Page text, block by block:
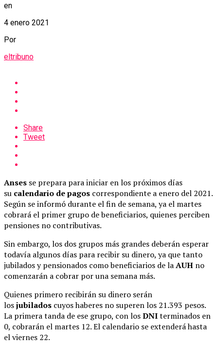
en
4 enero 2021
Por
eltribuno
Share
Tweet
Anses se prepara para iniciar en los próximos días
su calendario de pagos correspondiente a enero del 2021.
Según se informó durante el fin de semana, ya el martes
cobrará el primer grupo de beneficiarios, quienes perciben
pensiones no contributivas.
Sin embargo, los dos grupos más grandes deberán esperar
todavía algunos días para recibir su dinero, ya que tanto
jubilados y pensionados como beneficiarios de laAUH no
comenzarán a cobrar por una semana más.
Quienes primero recibirán su dinero serán
losjubilados cuyos haberes no superen los 21.393 pesos.
La primera tanda de ese grupo, con losDNIterminados en
0, cobrarán el martes 12. El calendario se extenderá hasta
el viernes 22.